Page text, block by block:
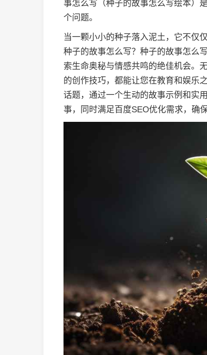
事怎么写（种子的故事怎么写绘本）
个问题。
当一颗小小的种子落入泥土，它不仅
种子的故事怎么写？种子的故事怎么
索生命奥秘与情感共鸣的绝佳机会。
的创作技巧，都能让您在教育和娱乐
话题，通过一个生动的故事示例和实
事，同时满足百度SEO优化需求，确